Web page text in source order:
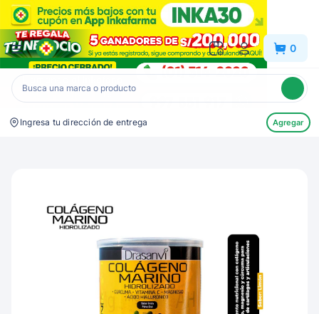
Inkafarma 0
Ingresa tu dirección de entrega Agregar